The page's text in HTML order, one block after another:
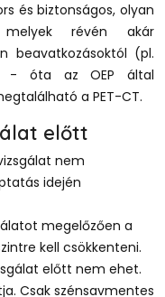
és biztonságos, olyan
révén akár
beavatkozásoktól (pl.
- óta az OEP által
a PET-CT.
előtt
nem
idején
megelőzően a
kell csökkenteni.
előtt nem ehet.
Csak szénsavmentes